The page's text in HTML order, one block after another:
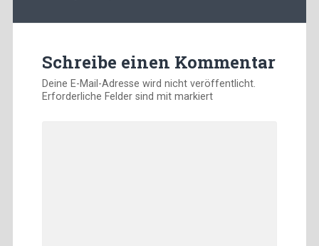
Schreibe einen Kommentar
Deine E-Mail-Adresse wird nicht veröffentlicht.
Erforderliche Felder sind mitmarkiert